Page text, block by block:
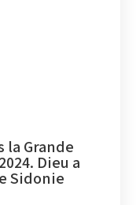
la Grande
Dieu a
Sidonie